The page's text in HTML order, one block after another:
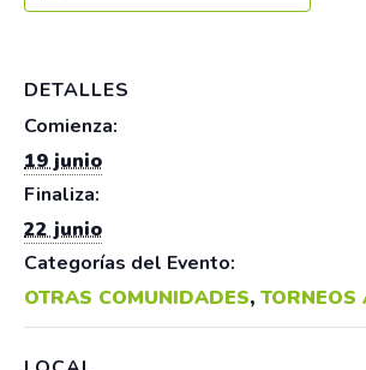
DETALLES
Comienza:
19 junio
Finaliza:
22 junio
Categorías del Evento:
OTRAS COMUNIDADES, TORNEOS